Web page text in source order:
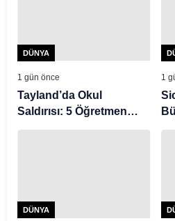
DÜNYA
1 gün önce
Tayland’da Okul
Saldırısı: 5 Öğretmen
Öldü
1
DÜNYA